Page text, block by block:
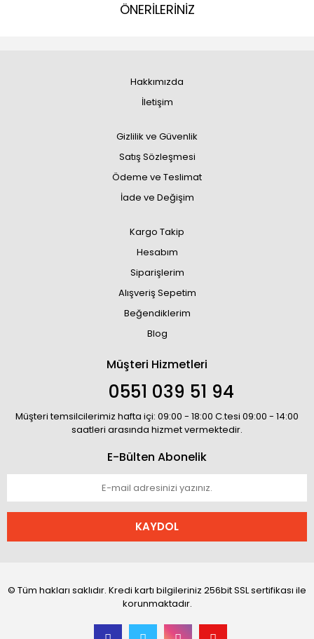
ÖNERİLERİNİZ
Hakkımızda
İletişim
Gizlilik ve Güvenlik
Satış Sözleşmesi
Ödeme ve Teslimat
İade ve Değişim
Kargo Takip
Hesabım
Siparişlerim
Alışveriş Sepetim
Beğendiklerim
Blog
Müşteri Hizmetleri
0551 039 51 94
Müşteri temsilcilerimiz hafta içi: 09:00 - 18:00 C.tesi 09:00 - 14:00
saatleri arasında hizmet vermektedir.
E-Bülten Abonelik
KAYDOL
© Tüm hakları saklıdır. Kredi kartı bilgileriniz 256bit SSL sertifikası ile
korunmaktadır.